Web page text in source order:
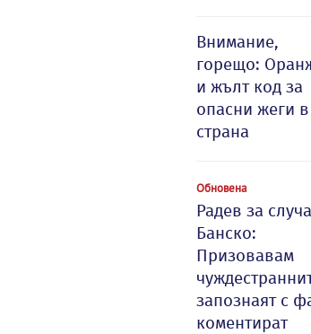
Внимание,
горещо:
и жълт код за
опасни жеги
страна
Обновена
Радев за
Банско:
Призовавам
запознаят с
коментират